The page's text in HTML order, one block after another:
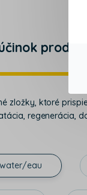
zložky, ktoré
regenerácia,
eau